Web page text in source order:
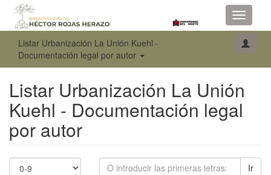
Toggle
Listar Urbanización La Unión Kuehl -
Documentación legal por autor
Listar Urbanización La Unión
Kuehl - Documentación legal
por autor
Ir